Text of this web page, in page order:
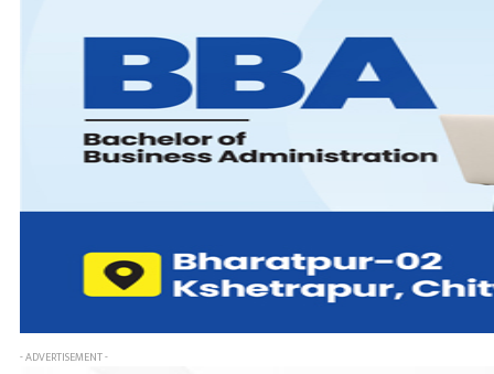
- ADVERTISEMENT -